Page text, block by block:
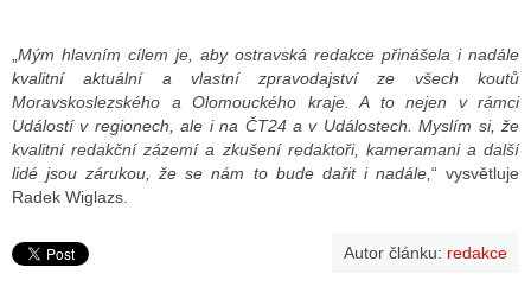
Mým hlavním cílem je, aby ostravská redakce přinášela i nadále
kvalitní aktuální a vlastní zpravodajství ze všech koutů
Moravskoslezského a Olomouckého kraje. A to nejen v rámci
Událostí v regionech, ale i na ČT24 a v Událostech. Myslím si, že
kvalitní redakční zázemí a zkušení redaktoři, kameramani a další
lidé jsou zárukou, že se nám to bude dařit i nadále, “ vysvětluje
Radek Wiglazs.
Autor článku: redakce